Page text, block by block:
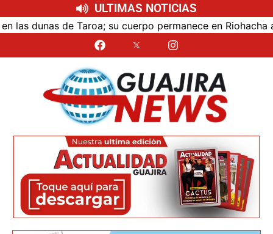
ULTIMAS NOTICIAS
de Taroa; su cuerpo permanece en Riohacha a la